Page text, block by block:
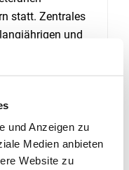
und Anzeigen zu
Medien anbieten
Website zu
statt. Zentrales
und
und Paul
ernannt und
Anstecknadel
sucht einen